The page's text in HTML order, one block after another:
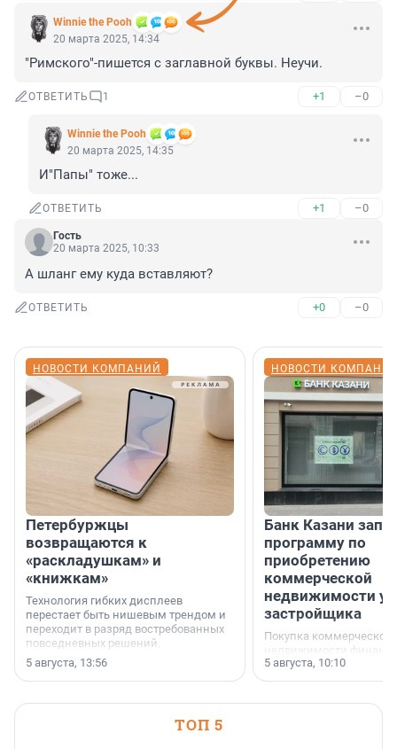
Winnie the Pooh
20 марта 2025, 14:34
"Римского"-пишется с заглавной буквы. Неучи.
ОТВЕТИТЬ 1 +1 –0
Winnie the Pooh
20 марта 2025, 14:35
И"Папы" тоже...
ОТВЕТИТЬ +1 –0
Гость
20 марта 2025, 10:33
А шланг ему куда вставляют?
ОТВЕТИТЬ +0 –0
НОВОСТИ КОМПАНИЙ
Петербуржцы
возвращаются к
«раскладушкам» и
«книжкам»
Технология гибких дисплеев
перестает быть нишевым трендом и
переходит в разряд востребованных
повседневных решений.
5 августа, 13:56
НОВОСТИ
Банк Казани
программу по
приобретению
коммерческой
недвижимости у
застройщика
Покупка коммерческой
недвижимости
инструмент,
предпринимателей.
или готовый арендный
5 августа, 10:10
ТОП 5